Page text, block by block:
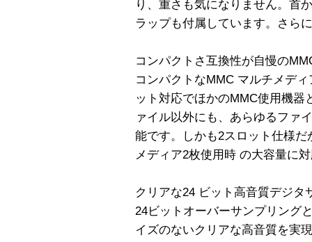
り、重さも気になりません。首
ラップも付属しています。さら
コンパクトさ互換性が自慢の
コンパクトなMMC マルチメデ
ット対応でほかのMMC使用機
ァイル以外にも、あらゆるファ
能です。しかも2スロット仕様
メディア2枚使用時 の大容量に
クリアな24 ビット高音質デジタ
24ビットオーバーサンプリング
イズのないクリアな高音質を実